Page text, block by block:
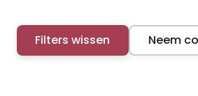
Filters wissen Neem